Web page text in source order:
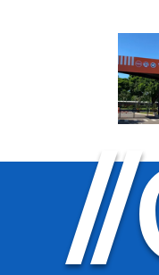
//